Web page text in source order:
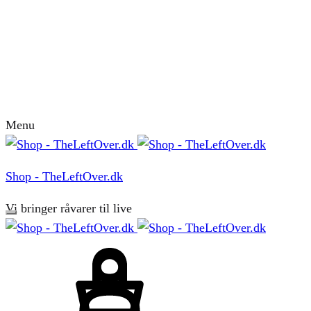
Menu
Shop - TheLeftOver.dk
Vi bringer råvarer til live